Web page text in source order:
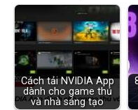
Cách tải NVIDIA App
dành cho game thủ
và nhà sáng tạo